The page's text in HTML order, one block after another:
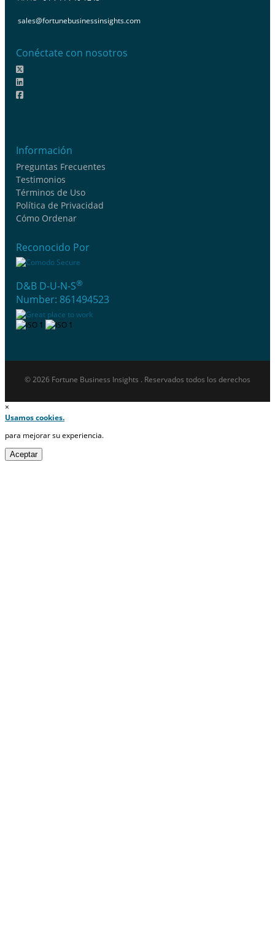
sales@fortunebusinessinsights.com
Conéctate con nosotros
Información
Preguntas Frecuentes
Testimonios
Términos de Uso
Política de Privacidad
Cómo Ordenar
Reconocido Por
D&B D-U-N-S®
Number: 861494523
© 2026 Fortune Business Insights . Reservados todos los derechos
×
Usamos cookies.
para mejorar su experiencia.
Aceptar